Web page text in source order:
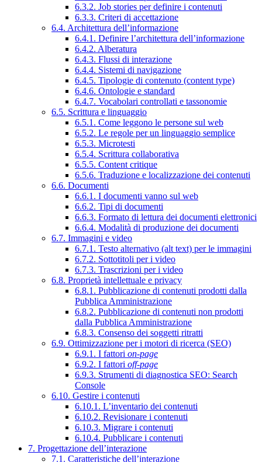
6.3.2. Job stories per definire i contenuti
6.3.3. Criteri di accettazione
6.4. Architettura dell’informazione
6.4.1. Definire l’architettura dell’informazione
6.4.2. Alberatura
6.4.3. Flussi di interazione
6.4.4. Sistemi di navigazione
6.4.5. Tipologie di contenuto (content type)
6.4.6. Ontologie e standard
6.4.7. Vocabolari controllati e tassonomie
6.5. Scrittura e linguaggio
6.5.1. Come leggono le persone sul web
6.5.2. Le regole per un linguaggio semplice
6.5.3. Microtesti
6.5.4. Scrittura collaborativa
6.5.5. Content critique
6.5.6. Traduzione e localizzazione dei contenuti
6.6. Documenti
6.6.1. I documenti vanno sul web
6.6.2. Tipi di documenti
6.6.3. Formato di lettura dei documenti elettronici
6.6.4. Modalità di produzione dei documenti
6.7. Immagini e video
6.7.1. Testo alternativo (alt text) per le immagini
6.7.2. Sottotitoli per i video
6.7.3. Trascrizioni per i video
6.8. Proprietà intellettuale e privacy
6.8.1. Pubblicazione di contenuti prodotti dalla
Pubblica Amministrazione
6.8.2. Pubblicazione di contenuti non prodotti
dalla Pubblica Amministrazione
6.8.3. Consenso dei soggetti ritratti
6.9. Ottimizzazione per i motori di ricerca (SEO)
6.9.1. I fattori on-page
6.9.2. I fattori off-page
6.9.3. Strumenti di diagnostica SEO: Search
Console
6.10. Gestire i contenuti
6.10.1. L’inventario dei contenuti
6.10.2. Revisionare i contenuti
6.10.3. Migrare i contenuti
6.10.4. Pubblicare i contenuti
7. Progettazione dell’interazione
7.1. Caratteristiche dell’interazione